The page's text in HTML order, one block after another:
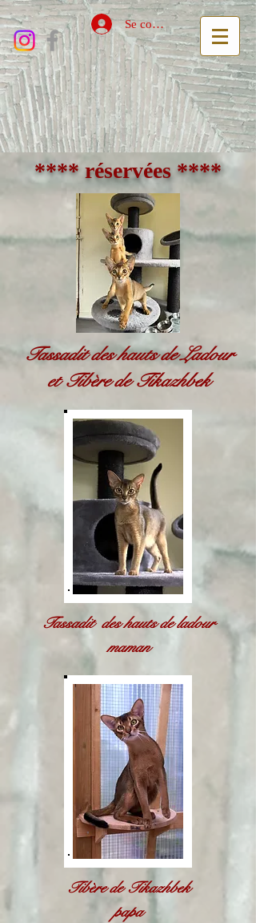
Se connecter
**** réservées ****
Tassadit des hauts de Ladour
et Tibère de Tikazhbek
Tassadit des hauts de ladour
maman
Tibère de Tikazhbek
papa